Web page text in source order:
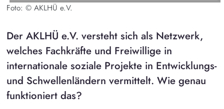
Foto: © AKLHÜ e.V.
Der AKLHÜ e.V. versteht sich als Netzwerk,
welches Fachkräfte und Freiwillige in
internationale soziale Projekte in Entwicklungs-
und Schwellenländern vermittelt. Wie genau
funktioniert das?